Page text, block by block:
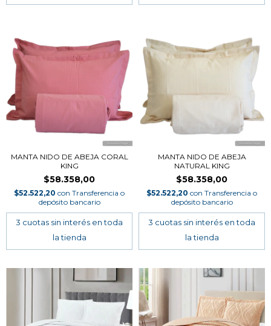
MANTA NIDO DE ABEJA CORAL
KING
$58.358,00
$52.522,20 con Transferencia o
depósito bancario
MANTA NIDO DE ABEJA
NATURAL KING
$58.358,00
$52.522,20 con Transferencia o
depósito bancario